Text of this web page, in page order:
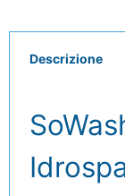
Descrizione